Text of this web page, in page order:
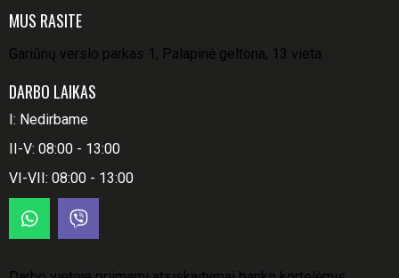
MUS RASITE
Gariūnų verslo parkas 1, Palapinė geltona, 13 vieta.
DARBO LAIKAS
I: Nedirbame
II-V: 08:00 - 13:00
VI-VII: 08:00 - 13:00